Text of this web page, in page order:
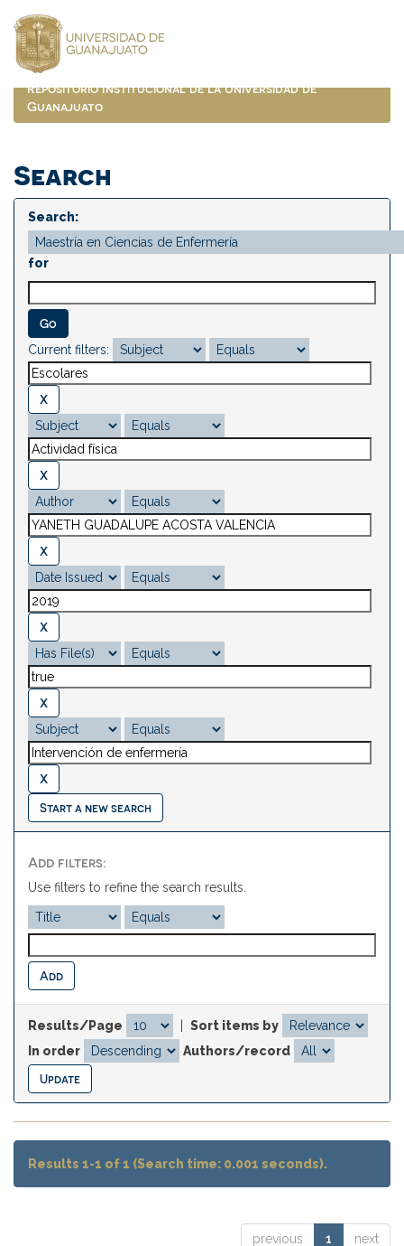
navigation
Repositorio Institucional de la Universidad de
Guanajuato
Search
Search:
for
Current filters:
Start a new search
Add filters:
Use filters to refine the search results.
Results/Page
Sort items by
In order
Authors/record
Results 1-1 of 1 (Search time: 0.001 seconds).
previous 1 next